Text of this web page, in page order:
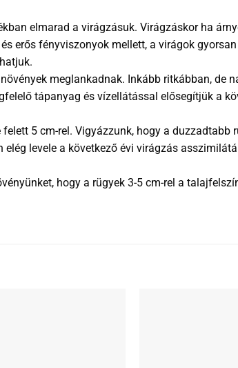
elmarad a virágzásuk. Virágzáskor ha
erős fényviszonyok mellett, a virágok
meglankadnak. Inkább ritkábban, de
tápanyag és vízellátással elősegítjük a
5 cm-rel. Vigyázzunk, hogy a duzzadtabb
levele a következő évi virágzás
hogy a rügyek 3-5 cm-rel a